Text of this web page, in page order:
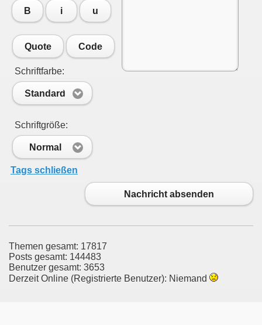
B i u
Quote Code
Schriftfarbe:
Standard
Schriftgröße:
Normal
Tags schließen
Nachricht absenden
Themen gesamt: 17817
Posts gesamt: 144483
Benutzer gesamt: 3653
Derzeit Online (Registrierte Benutzer): Niemand